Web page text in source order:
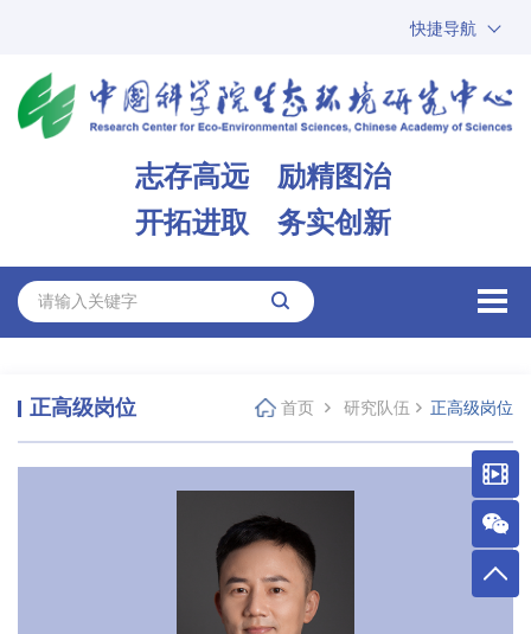
快捷导航
ARP
邮箱
志存高远 励精图治
开拓进取 务实创新
正高级岗位 首页 研究队伍 正高级岗位